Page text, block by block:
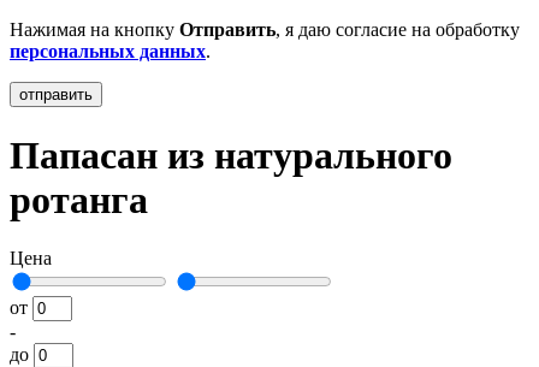
Нажимая на кнопку Отправить, я даю согласие на обработку
персональных данных.
Папасан из натурального
ротанга
Цена
от
-
до